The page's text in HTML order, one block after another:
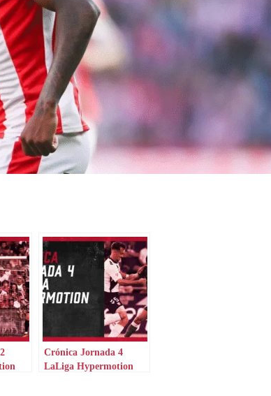
Crónica Jornada 4
LaLiga Hypermotion